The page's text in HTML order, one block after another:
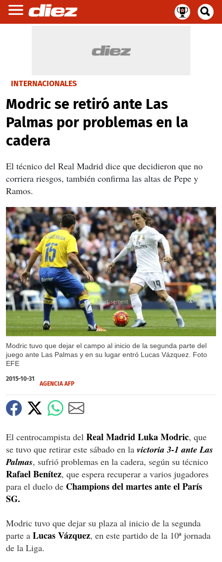
INTERNACIONALES
Modric se retiró ante Las
Palmas por problemas en la
cadera
El técnico del Real Madrid dice que decidieron que no
corriera riesgos, también confirma las altas de Pepe y
Ramos.
Modric tuvo que dejar el campo al inicio de la segunda parte del
juego ante Las Palmas y en su lugar entró Lucas Vázquez. Foto
EFE
X
2015-10-31
AGENCIA AFP
El centrocampista del Real Madrid Luka Modric, que
se tuvo que retirar este sábado en la victoria 3-1 ante Las
Palmas, sufrió problemas en la cadera, según su técnico
Rafael Benítez, que espera recuperar a varios jugadores
para el duelo de Champions del martes ante el París
SG.
Modric tuvo que dejar su plaza al inicio de la segunda
parte a Lucas Vázquez, en este partido de la 10ª jornada
de la Liga.